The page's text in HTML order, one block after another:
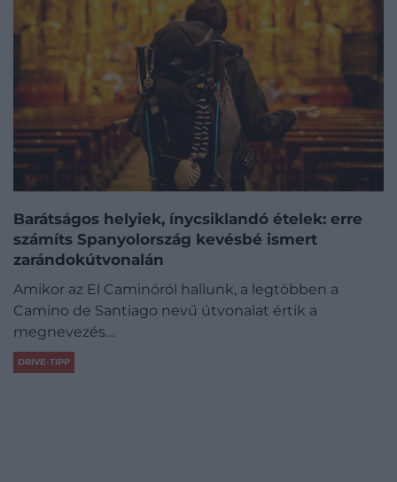
Barátságos helyiek, ínycsiklandó ételek: erre
számíts Spanyolország kevésbé ismert
zarándokútvonalán
Amikor az El Caminóról hallunk, a legtöbben a
Camino de Santiago nevű útvonalat értik a
megnevezés…
DRIVE-TIPP